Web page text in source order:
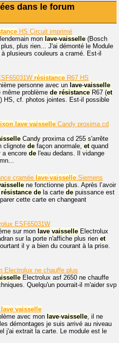
dans le forum
HS Circuit imprimé
mon lave-vaisselle (Bosch
plus rien... J'ai démonté le Module
à plusieurs couleurs a cramé. Est-il
résistance R67 HS
personne avec un lave-vaisselle
problème de résistance R67 (et
HS, cf. photos jointes. Est-il possible
lave vaisselle Candy proxima cd
Candy proxima cd 255 s'arrête
clignote de façon anormale, etquand
a encore de l'eau dedans. Il vidange
cramée lave-vaisselle Siemens
ne fonctionne plus. Après l’avoir
résistance de la carte de puissance est
cette carte en changeant
ESF65031W
sur mon lave vaisselle Electrolux
sur la porte n'affiche plus rien et
il y a bien du courant à la prise.
Electrolux ne chauffe plus
Electrolux asf 2650 ne chauffe
Quelqu'un pourrait-il m'aider svp
lave vaisselle
avec mon lave-vaisselle, il ne
démontages je suis arrivé au niveau
j'ai extrait la carte. Le module est le